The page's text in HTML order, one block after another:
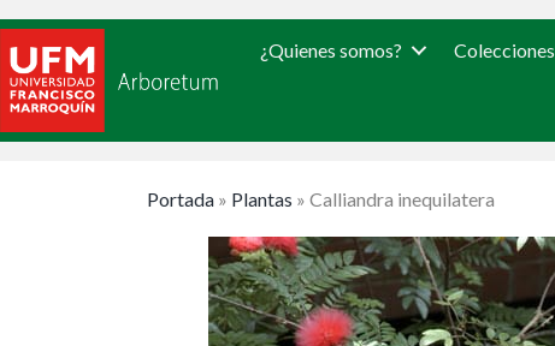
¿Quienes somos? Colecciones
Portada » Plantas » Calliandra inequilatera